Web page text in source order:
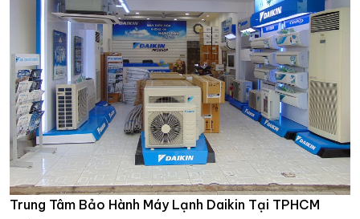
Trung Tâm Bảo Hành Máy Lạnh Daikin Tại TPHCM